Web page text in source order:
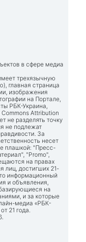
в сфере медиа
трехязычную
главная страница
изображения
на Портале,
РБК-Украина,
Attribution
не разделять точку
не подлежат
За
несет
плашкой: "Пресс-
"Promo",
на правах
лиц, достигших 21-
информационный
и объявления,
на
и за которые
медиа «РБК-
21 года.